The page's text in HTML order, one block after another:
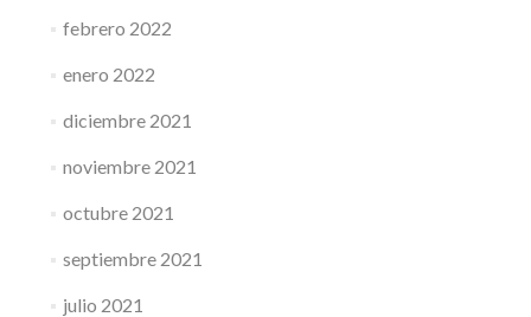
febrero 2022
enero 2022
diciembre 2021
noviembre 2021
octubre 2021
septiembre 2021
julio 2021